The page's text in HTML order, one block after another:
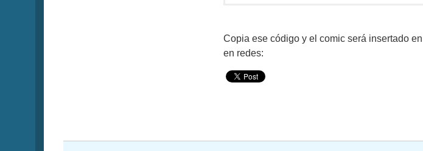
Copia ese código y el comic será insertado
en redes: